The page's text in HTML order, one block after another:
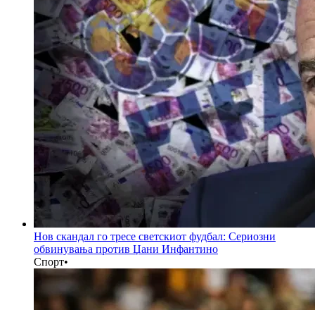
Нов скандал го тресе светскиот фудбал: Сериозни
обвинувања против Џани Инфантино
Спорт•